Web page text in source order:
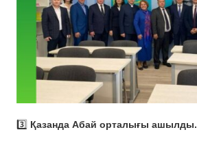
3️⃣ Қазанда Абай орталығы ашылды.